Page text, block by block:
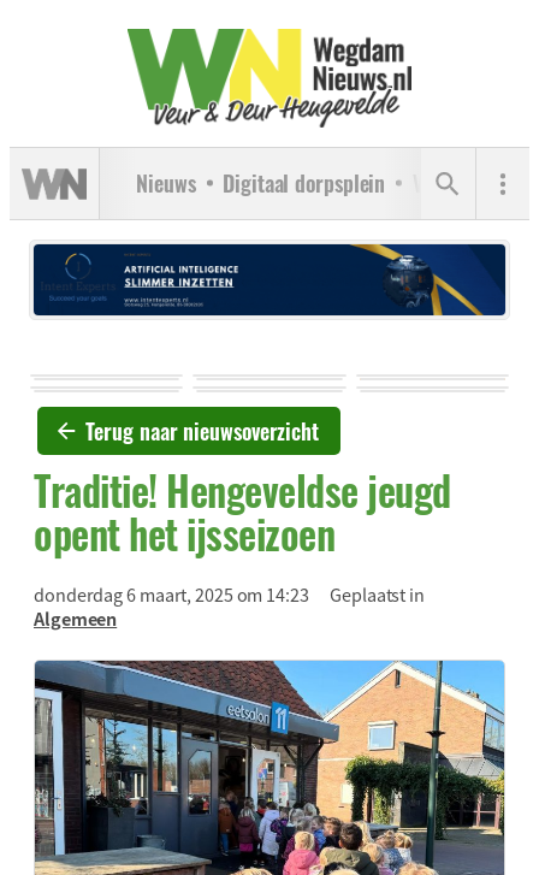
Nieuws Digitaal dorpsplein Verenigingen
Terug naar nieuwsoverzicht
Traditie! Hengeveldse jeugd
opent het ijsseizoen
donderdag 6 maart, 2025 om 14:23
Geplaatst in
Algemeen